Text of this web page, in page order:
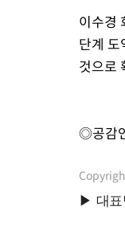
이수경
단계
것으로
◎공감